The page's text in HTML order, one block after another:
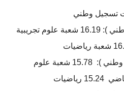
تسجيل وطني
ـ دكتور في الطب ( تسجيل وطني ): 16.19 شعبة علوم تجريبية
ـ دكتور في الصيدلة ( تسجيل وطني ): 15.78 شعبة علوم